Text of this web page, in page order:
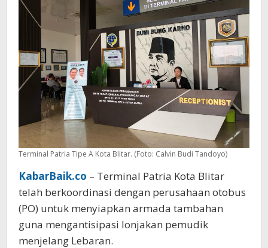
Terminal Patria Tipe A Kota Blitar. (Foto: Calvin Budi Tandoyo)
KabarBaik.co – Terminal Patria Kota Blitar
telah berkoordinasi dengan perusahaan otobus
(PO) untuk menyiapkan armada tambahan
guna mengantisipasi lonjakan pemudik
menjelang Lebaran.